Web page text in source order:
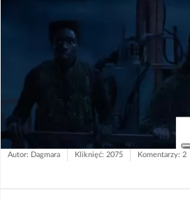
Autor: Dagmara Kliknięć: 2075 Komentarzy: 2